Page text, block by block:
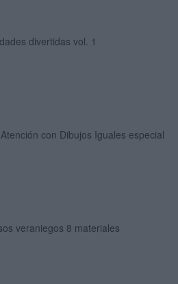
divertidas vol. 1
con Dibujos Iguales especial
veraniegos 8 materiales